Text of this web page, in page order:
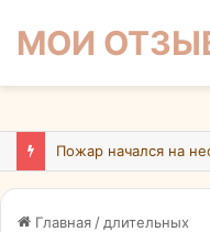
МОИ
Главная / длительных